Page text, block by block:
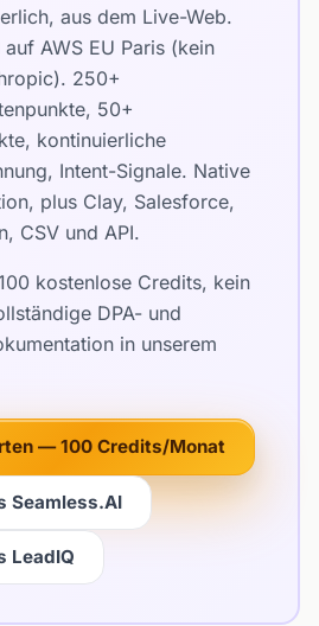
aus dem Live-Web.
AWS EU Paris (kein
250+
50+
kontinuierliche
Intent-Signale. Native
plus Clay, Salesforce,
CSV und API.
kostenlose Credits, kein
DPA- und
in unserem
— 100 Credits/Monat
Seamless.AI
LeadIQ